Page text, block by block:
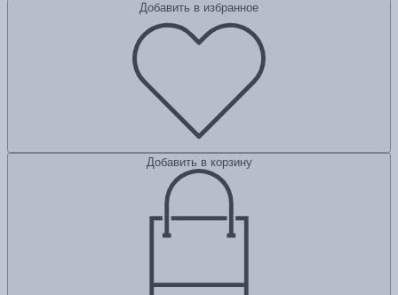
Добавить в избранное
Добавить в корзину